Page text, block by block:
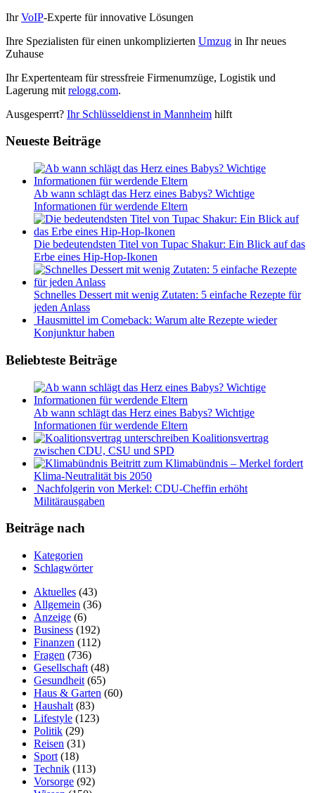
IhrVoIP-Experte für innovative Lösungen
Ihre Spezialisten für einen unkomplizierten Umzug in Ihr neues
Zuhause
Ihr Expertenteam für stressfreie Firmenumzüge, Logistik und
Lagerung mit relogg.com.
Ausgesperrt? Ihr Schlüsseldienst in Mannheim hilft
Neueste Beiträge
Ab wann schlägt das Herz eines Babys? Wichtige
Informationen für werdende Eltern
Die bedeutendsten Titel von Tupac Shakur: Ein Blick auf das
Erbe eines Hip-Hop-Ikonen
Schnelles Dessert mit wenig Zutaten: 5 einfache Rezepte für
jeden Anlass
Hausmittel im Comeback: Warum alte Rezepte wieder
Konjunktur haben
Beliebteste Beiträge
Ab wann schlägt das Herz eines Babys? Wichtige
Informationen für werdende Eltern
Koalitionsvertrag
zwischen CDU, CSU und SPD
Beitritt zum Klimabündnis – Merkel fordert
Klima-Neutralität bis 2050
Nachfolgerin von Merkel: CDU-Cheffin erhöht
Militärausgaben
Beiträge nach
Kategorien
Schlagwörter
Aktuelles (43)
Allgemein (36)
Anzeige (6)
Business (192)
Finanzen (112)
Fragen (736)
Gesellschaft (48)
Gesundheit (65)
Haus & Garten (60)
Haushalt (83)
Lifestyle (123)
Politik (29)
Reisen (31)
Sport (18)
Technik (113)
Vorsorge (92)